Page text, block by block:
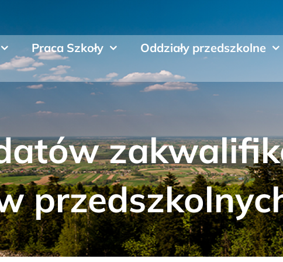
Praca Szkoły Oddziały przedszkolne